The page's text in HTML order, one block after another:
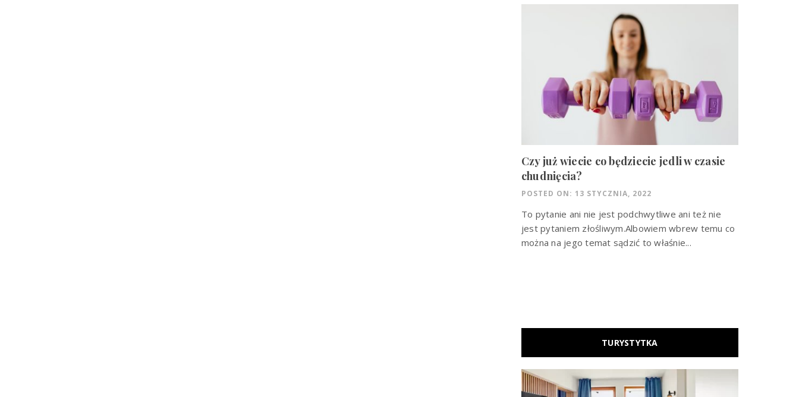
Czy już wiecie co będziecie jedli w czasie
chudnięcia?
POSTED ON: 13 STYCZNIA, 2022
To pytanie ani nie jest podchwytliwe ani też nie
jest pytaniem złośliwym.Albowiem wbrew temu co
można na jego temat sądzić to właśnie...
TURYSTYTKA